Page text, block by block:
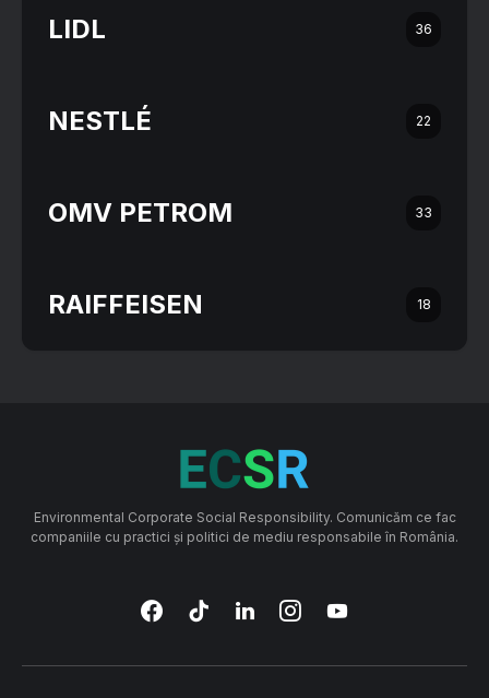
LIDL 36
NESTLÉ 22
OMV PETROM 33
RAIFFEISEN 18
Environmental Corporate Social Responsibility. Comunicăm ce fac
companiile cu practici și politici de mediu responsabile în România.